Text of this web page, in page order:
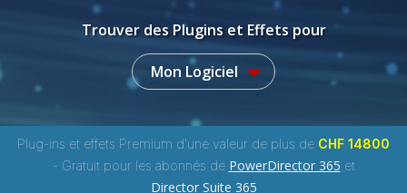
Trouver des Plugins et Effets pour
Mon Logiciel
Plug-ins et effets Premium d'une valeur de plus de CHF 14800
- Gratuit pour les abonnés de PowerDirector 365 et
Director Suite 365